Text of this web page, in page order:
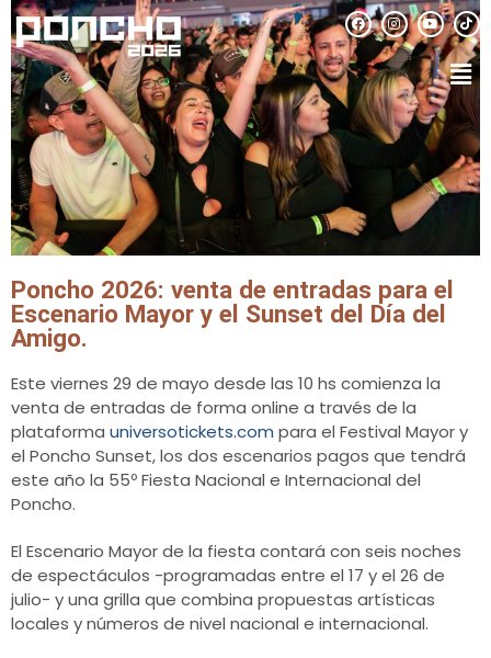
Poncho 2026: venta de entradas para el
Escenario Mayor y el Sunset del Día del
Amigo.
Este viernes 29 de mayo desde las 10 hs comienza la
venta de entradas de forma online a través de la
plataforma universotickets.com para el Festival Mayor y
el Poncho Sunset, los dos escenarios pagos que tendrá
este año la 55º Fiesta Nacional e Internacional del
Poncho.
El Escenario Mayor de la fiesta contará con seis noches
de espectáculos -programadas entre el 17 y el 26 de
julio- y una grilla que combina propuestas artísticas
locales y números de nivel nacional e internacional.